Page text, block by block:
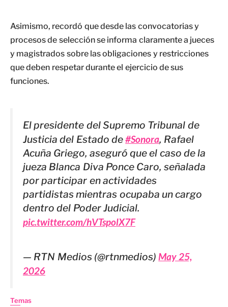
Asimismo, recordó que desde las convocatorias y
procesos de selección se informa claramente a jueces
y magistrados sobre las obligaciones y restricciones
que deben respetar durante el ejercicio de sus
funciones.
El presidente del Supremo Tribunal de
Justicia del Estado de#Sonora, Rafael
Acuña Griego, aseguró que el caso de la
jueza Blanca Diva Ponce Caro, señalada
por participar en actividades
partidistas mientras ocupaba un cargo
dentro del Poder Judicial.
pic.twitter.com/hVTspolX7F
— RTN Medios (@rtnmedios)May 25,
2026
Temas